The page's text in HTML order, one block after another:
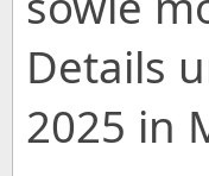
Details
2025 in